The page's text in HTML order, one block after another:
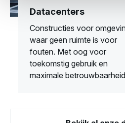
Datacenters
Constructies voor
waar geen ruimte is voor
fouten. Met oog voor
toekomstig gebruik en
maximale